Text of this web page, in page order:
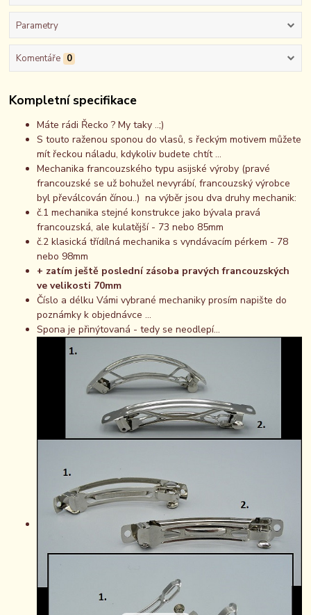
Parametry
Komentáře 0
Kompletní specifikace
Máte rádi Řecko ? My taky ..;)
S touto raženou sponou do vlasů, s řeckým motivem můžete
mít řeckou náladu, kdykoliv budete chtít ...
Mechanika francouzského typu asijské výroby (pravé
francouzské se už bohužel nevyrábí, francouzský výrobce
byl převálcován čínou..) na výběr jsou dva druhy mechanik:
č.1 mechanika stejné konstrukce jako bývala pravá
francouzská, ale kulatější - 73 nebo 85mm
č.2 klasická třídílná mechanika s vyndávacím pérkem - 78
nebo 98mm
+ zatím ještě poslední zásoba pravých francouzských
ve velikosti 70mm
Číslo a délku Vámi vybrané mechaniky prosím napište do
poznámky k objednávce ...
Spona je přinýtovaná - tedy se neodlepí...